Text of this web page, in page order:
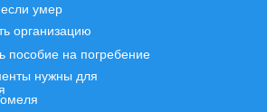
умер
организацию
нужны для
пособие на погребение